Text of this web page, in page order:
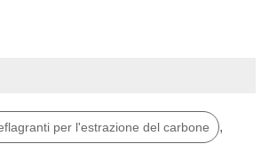
per l'estrazione del carbone ,